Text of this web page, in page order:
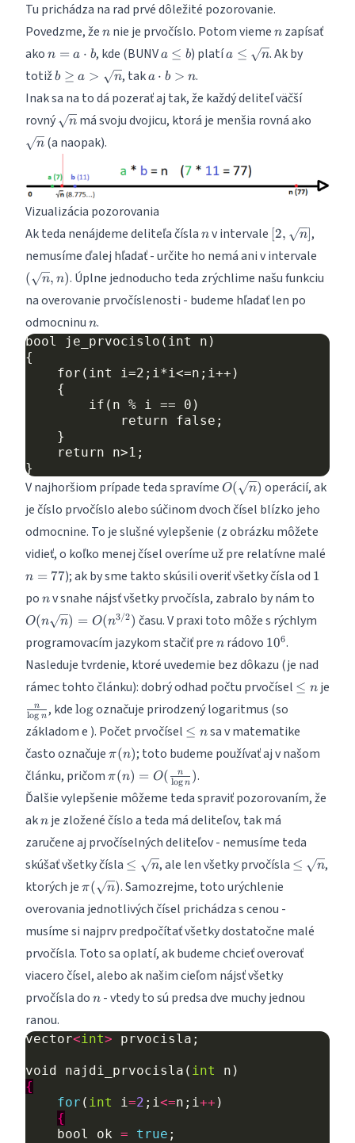
Tu prichádza na rad prvé dôležité pozorovanie.
Povedzme, že n
n nie je prvočíslo. Potom vieme n
n zapísať
ako n = a
\cdot
b
n = a ⋅ b, kde (BUNVa
\leq
b
a ≤ b) platía
n
a ≤ n. Ak by
totižb
a >
\sqrt
n
b ≥ a > n, taka
\cdot
b > n
a ⋅ b > n.
Inak sa na to dá pozerať aj tak, že každý deliteľ väčší
rovný \sqrt
n má svoju dvojicu, ktorá je menšia rovná ako
n (a naopak).
Vizualizácia pozorovania
Ak teda nenájdeme deliteľa čísla n
nv intervale [2,
\sqrt
n ]
2, n] ,
nemusíme ďalej hľadať - určite ho nemá ani v intervale
( n, n). Úplne jednoducho teda zrýchlime našu funkciu
na overovanie prvočíslenosti - budeme hľadať len po
odmocninu n
n.
bool je_prvocislo(int n)
{
    for(int i=2;i*i<=n;i++)
    {
        if(n % i == 0)
            return false;
    }
    return n>1;
V najhoršiom prípade teda spravíme O(\sqrt
O( n) operácií, ak
je číslo prvočíslo alebo súčinom dvoch čísel blízko jeho
odmocnine. To je slušné vylepšenie (z obrázku môžete
vidieť, o koľko menej čísel overíme už pre relatívne malé
n = 77); ak by sme takto skúsili overiť všetky čísla od 1
1
po n
nv snahe nájsť všetky prvočísla, zabralo by nám to
O(n n) = O(n3/2) času. V praxi toto môže s rýchlym
programovacím jazykom stačiť pre n
n rádovo 10^6
106.
Nasleduje tvrdenie, ktoré uvedemie bez dôkazu (je nad
rámec tohto článku): dobrý odhad počtu prvočísel \leq
≤ nje
\frac{n}
{\log n}
log n
n , kde\log
logoznačuje prirodzený logaritmus (so
základome ). Počet prvočísel \leq
≤ nsa v matematike
často označuje \pi(n)
π(n); toto budeme používať aj v našom
článku, pričom \pi(n) =
O(\frac{n}
{\log n})
π(n) = O( log n
n ).
Ďalšie vylepšenie môžeme teda spraviť pozorovaním, že
akn
n je zložené číslo a teda má deliteľov, tak má
zaručene aj prvočíselných deliteľov - nemusíme teda
skúšať všetky čísla \leq
n
≤ n, ale len všetky prvočísla \leq
≤ n,
ktorých je \pi
(\sqrt
n)
π( n). Samozrejme, toto urýchlenie
overovania jednotlivých čísel prichádza s cenou -
musíme si najprv predpočítať všetky dostatočne malé
prvočísla. Toto sa oplatí, ak budeme chcieť overovať
viacero čísel, alebo ak našim cieľom nájsť všetky
prvočísla do n
n - vtedy to sú predsa dve muchy jednou
ranou.
vector<int> prvocisla ;
void najdi_prvocisla ( int n )
{
for ( int i=2 ; i<=n ; i++ )
{
bool
ok = true ;